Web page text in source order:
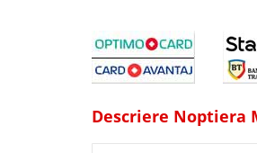
Descriere Noptiera